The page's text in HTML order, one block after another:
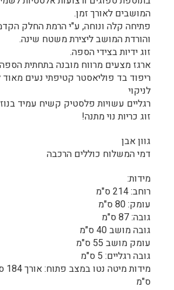
המושבים לאורך זמן.
פתיחה קלה ונוחה, ע"י הרמת החלק
והורדת המושב ליצירת משטח שינה.
זוג ידיות בצידי הספה.
ארגז מצעים מרווח מובנה בתחתית הספה
ריפוד בד פוליאסטר קטיפתי נעים
לניקוי
רגליים עשויות פלסטיק קשיח עמיד
זוג כריות נוי מתנה!
גוון אבן
דמי המשלוח כוללים הרכבה
מידות:
רוחב: 214 ס"מ
עומק: 80 ס"מ
גובה: 87 ס"מ
גובה מושב 40 ס"מ
עומק מושב 55 ס"מ
גובה רגליים: 5 ס"מ
ס"מ